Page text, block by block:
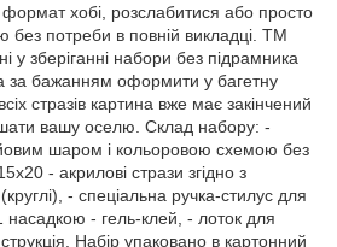
хобі, розслабитися або просто
без потреби в повній викладці. ТМ
у зберіганні набори без підрамника
за бажанням оформити у багетну
стразів картина вже має закінчений
вашу оселю. Склад набору: -
шаром і кольоровою схемою без
- акрилові стрази згідно з
- спеціальна ручка-стилус для
насадкою - гель-клей, - лоток для
Набір упаковано в картонний